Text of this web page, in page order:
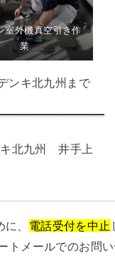
室外機真空引き作
業
ンキ北九州まで
キ北九州 井手上
、 電話受付を中止
トメールでのお問